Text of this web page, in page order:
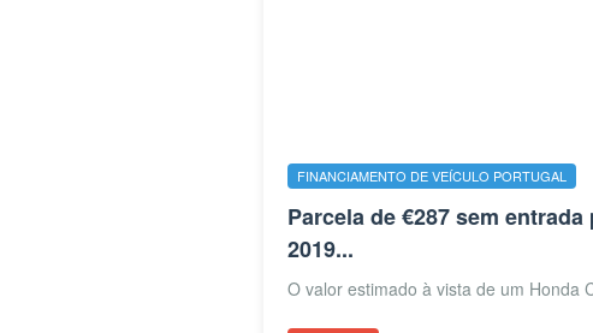
FINANCIAMENTO DE VEÍCULO PORTUGAL
Parcela de €287 sem
2019...
O valor estimado à vista de um Honda